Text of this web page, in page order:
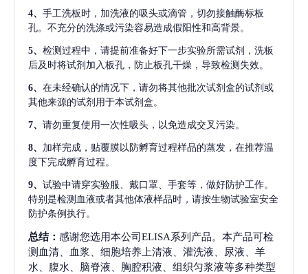
4、 手工洗板时，加洗液的吸头或滴管，切勿接触酶标板
孔。不充分的洗涤或污染容易造成假阳性和高背景。
5、 检测过程中，请提前准备好下一步实验所需试剂，洗板
后及时将试剂加入板孔，防止板孔干燥，导致检测失效。
6、 在未经确认的情况下，请勿将其他批次试剂盒的试剂或
其他来源的试剂用于本试剂盒。
7、 请勿重复使用一次性吸头，以免造成交叉污染。
8、 加样完成，贴覆膜以防孵育过程样品的蒸发，在推荐温
度下完成孵育过程。
9、 试验中请穿实验服、戴口罩、手套等，做好防护工作。
特别是检测血液或者其他体液样品时，请按生物试验室安全
防护条例执行。
总结： 感谢您选用本公司ELISA系列产品。本产品可检
测血清、血浆、细胞培养上清液、灌洗液、尿液、羊
水、腹水、脑脊液、胸腔积液、组织匀浆液等多种类型